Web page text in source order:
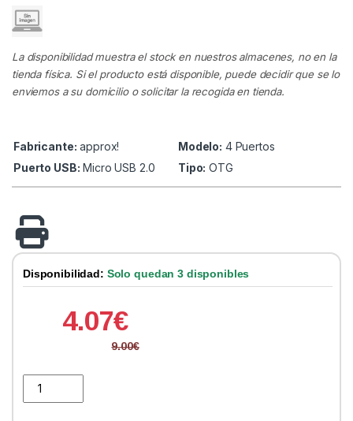
La disponibilidad muestra el stock en nuestros almacenes, no en la
tienda física. Si el producto está disponible, puede decidir que se lo
enviemos a su domicilio o solicitar la recogida en tienda.
Fabricante: approx! Modelo: 4 Puertos
Puerto USB: Micro USB 2.0 Tipo: OTG
Disponibilidad: Solo quedan 3 disponibles
4.07€
9.00€